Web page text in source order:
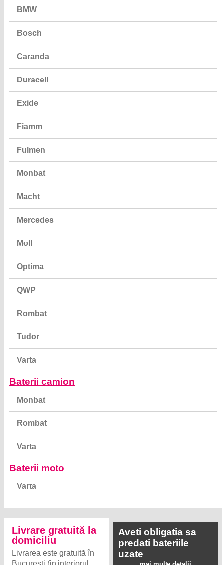
BMW
Bosch
Caranda
Duracell
Exide
Fiamm
Fulmen
Monbat
Macht
Mercedes
Moll
Optima
QWP
Rombat
Tudor
Varta
Baterii camion
Monbat
Rombat
Varta
Baterii moto
Varta
Livrare gratuită la
domiciliu
Livrarea este gratuită în
București (in interiorul
Aveti obligatia sa
predati bateriile
uzate
mai multe detalii